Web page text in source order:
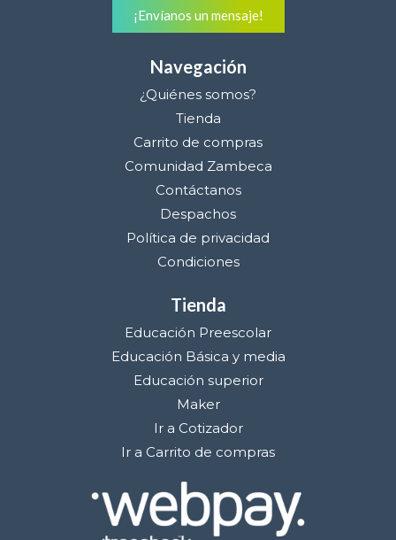
¡Envíanos un mensaje!
Navegación
¿Quiénes somos?
Tienda
Carrito de compras
Comunidad Zambeca
Contáctanos
Despachos
Política de privacidad
Condiciones
Tienda
Educación Preescolar
Educación Básica y media
Educación superior
Maker
Ir a Cotizador
Ir a Carrito de compras